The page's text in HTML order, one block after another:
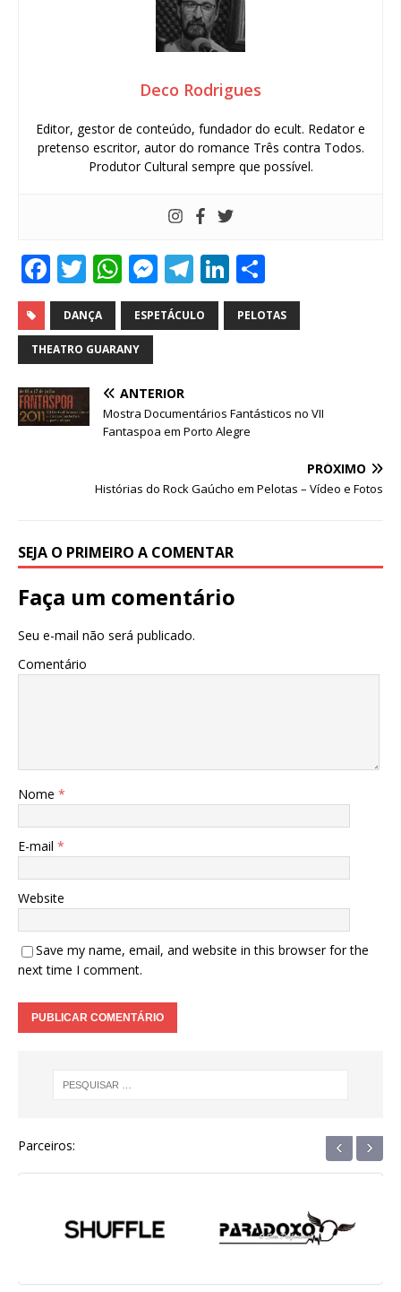
Deco Rodrigues
Editor, gestor de conteúdo, fundador do ecult. Redator e
pretenso escritor, autor do romance Três contra Todos.
Produtor Cultural sempre que possível.
F
a
c
e
b
o
T
w
it
te
r
W
h
at
s
A
p
p
M
e
ss
n
g
e
T
el
e
m
Li
n
k
n
h
ar
DANÇA ESPETÁCULO PELOTAS
THEATRO GUARANY
ANTERIOR
Mostra Documentários Fantásticos no VII
Fantaspoa em Porto Alegre
PRÓXIMO
Histórias do Rock Gaúcho em Pelotas – Vídeo e Fotos
SEJA O PRIMEIRO A COMENTAR
Faça um comentário
Seu e-mail não será publicado.
Comentário
Nome *
E-mail *
Website
Save my name, email, and website in this browser for the
next time I comment.
Parceiros: ‹ ›